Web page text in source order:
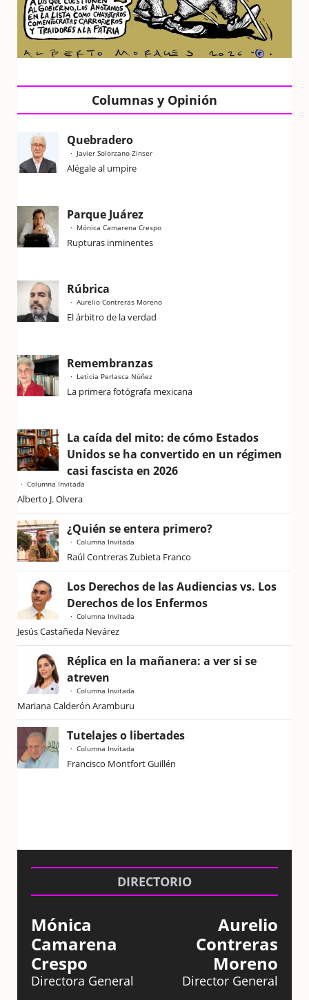
Columnas y Opinión
Quebradero
Javier Solorzano Zinser
Alégale al umpire
Parque Juárez
Mónica Camarena Crespo
Rupturas inminentes
Rúbrica
Aurelio Contreras Moreno
El árbitro de la verdad
Remembranzas
Leticia Perlasca Núñez
La primera fotógrafa mexicana
La caída del mito: de cómo Estados
Unidos se ha convertido en un régimen
casi fascista en 2026
Columna Invitada
Alberto J. Olvera
¿Quién se entera primero?
Columna Invitada
Raúl Contreras Zubieta Franco
Los Derechos de las Audiencias vs. Los
Derechos de los Enfermos
Columna Invitada
Jesús Castañeda Nevárez
Réplica en la mañanera: a ver si se
atreven
Columna Invitada
Mariana Calderón Aramburu
Tutelajes o libertades
Columna Invitada
Francisco Montfort Guillén
DIRECTORIO
Mónica
Camarena
Crespo
Directora General
Aurelio
Contreras
Moreno
Director General